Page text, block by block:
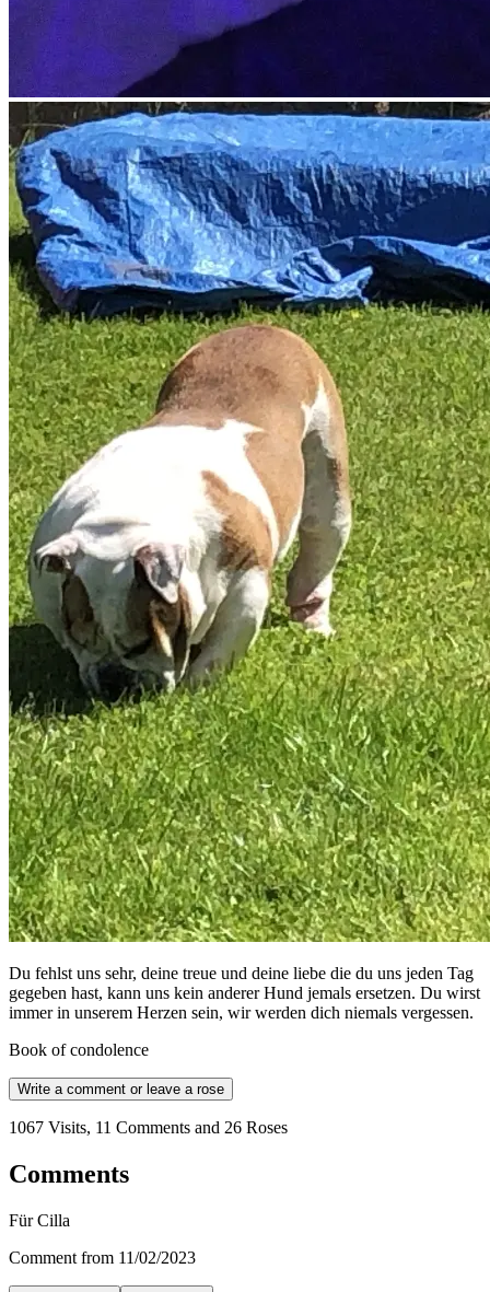
Du fehlst uns sehr, deine treue und deine liebe die du uns jeden Tag
gegeben hast, kann uns kein anderer Hund jemals ersetzen. Du wirst
immer in unserem Herzen sein, wir werden dich niemals vergessen.
Book of condolence
Write a comment or leave a rose
1067 Visits, 11 Comments and 26 Roses
Comments
Für Cilla
Comment from 11/02/2023